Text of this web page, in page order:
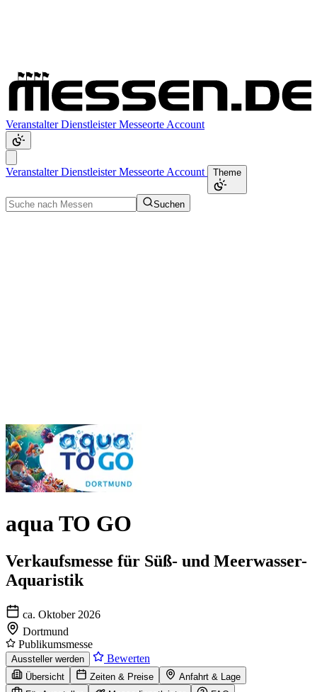
VeranstalterDienstleisterMesseorte Account
VeranstalterDienstleisterMesseorte Account Theme
Suchen
aqua TO GO
Verkaufsmesse für Süß- und Meerwasser-
Aquaristik
ca. Oktober 2026
Dortmund
Publikumsmesse
Aussteller werden Bewerten
Übersicht Zeiten & Preise
Anfahrt & Lage